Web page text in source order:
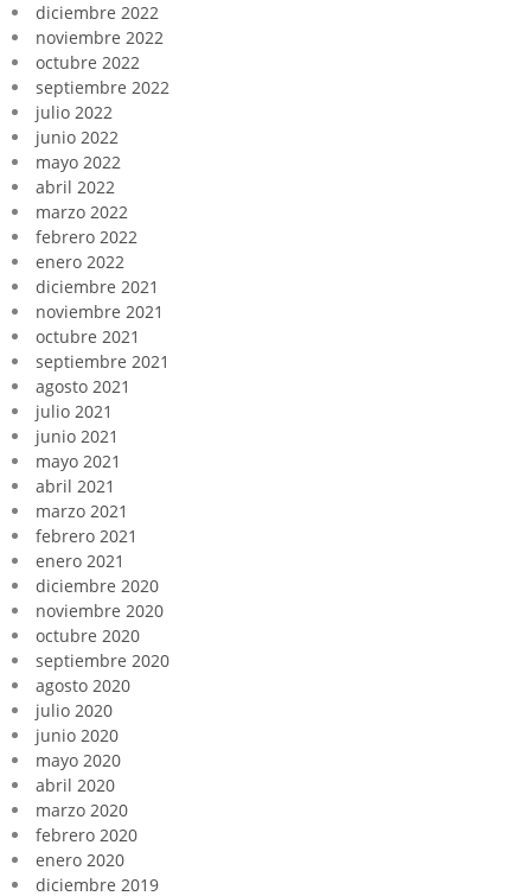
diciembre 2022
noviembre 2022
octubre 2022
septiembre 2022
julio 2022
junio 2022
mayo 2022
abril 2022
marzo 2022
febrero 2022
enero 2022
diciembre 2021
noviembre 2021
octubre 2021
septiembre 2021
agosto 2021
julio 2021
junio 2021
mayo 2021
abril 2021
marzo 2021
febrero 2021
enero 2021
diciembre 2020
noviembre 2020
octubre 2020
septiembre 2020
agosto 2020
julio 2020
junio 2020
mayo 2020
abril 2020
marzo 2020
febrero 2020
enero 2020
diciembre 2019